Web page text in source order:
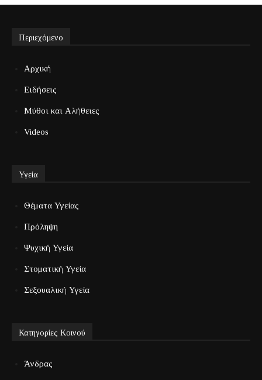
Περιεχόμενο
Αρχική
Ειδήσεις
Μύθοι και Αλήθειες
Videos
Υγεία
Θέματα Υγείας
Πρόληψη
Ψυχική Υγεία
Στοματική Υγεία
Σεξουαλική Υγεία
Κατηγορίες Κοινού
Άνδρας